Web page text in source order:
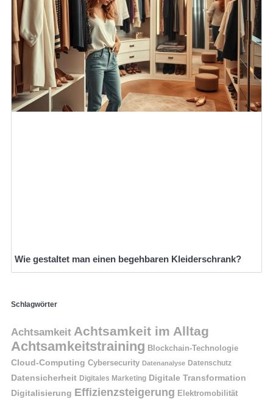
Wie gestaltet man einen begehbaren Kleiderschrank?
Schlagwörter
Achtsamkeit Achtsamkeit im Alltag
Achtsamkeitstraining Blockchain-Technologie
Cloud-Computing Cybersecurity Datenanalyse Datenschutz
Datensicherheit Digitales Marketing Digitale Transformation
Digitalisierung Effizienzsteigerung Elektromobilität